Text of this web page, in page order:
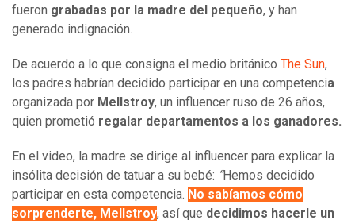
fueron grabadas por la madre del pequeño, y han
generado indignación.
De acuerdo a lo que consigna el medio británico The Sun,
los padres habrían decidido participar en una competencia
organizada por Mellstroy, un influencer ruso de 26 años,
quien prometió regalar departamentos a los ganadores.
En el video, la madre se dirige al influencer para explicar la
insólita decisión de tatuar a su bebé: “Hemos decidido
participar en esta competencia. No sabíamos cómo
sorprenderte, Mellstroy, así que decidimos hacerle un